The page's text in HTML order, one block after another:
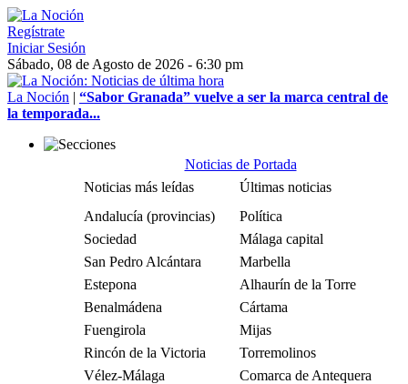
Regístrate
Iniciar Sesión
Sábado, 08 de Agosto de 2026 - 6:30 pm
La Noción | “Sabor Granada” vuelve a ser la marca central de
la temporada...
Noticias de Portada
Noticias más leídas
Últimas noticias
Andalucía (provincias)
Política
Sociedad
Málaga capital
San Pedro Alcántara
Marbella
Estepona
Alhaurín de la Torre
Benalmádena
Cártama
Fuengirola
Mijas
Rincón de la Victoria
Torremolinos
Vélez-Málaga
Comarca de Antequera